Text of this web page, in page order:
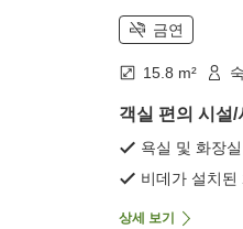
금연
15.8 m²
객실 편의 시설/
욕실 및 화장
비데가 설치된
상세 보기